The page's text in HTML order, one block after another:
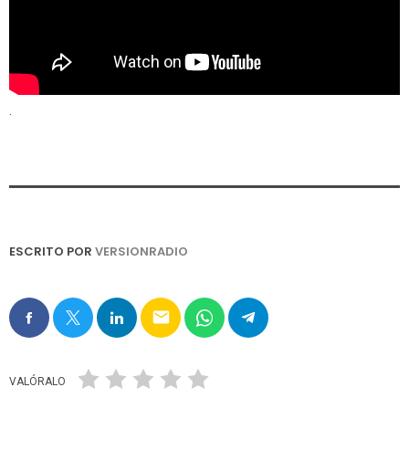
.
ESCRITO POR VERSIONRADIO
email
VALÓRALO